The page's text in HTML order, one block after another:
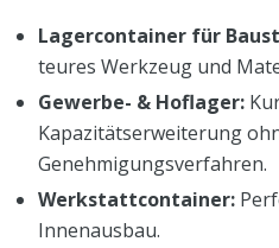
Lagercontainer für
teures Werkzeug und
Gewerbe- & Hoflager:
Kapazitätserweiterung
Genehmigungsverfahren.
Werkstattcontainer:
Innenausbau.